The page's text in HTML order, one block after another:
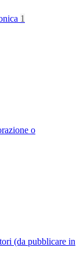
1
o
(da pubblicare in